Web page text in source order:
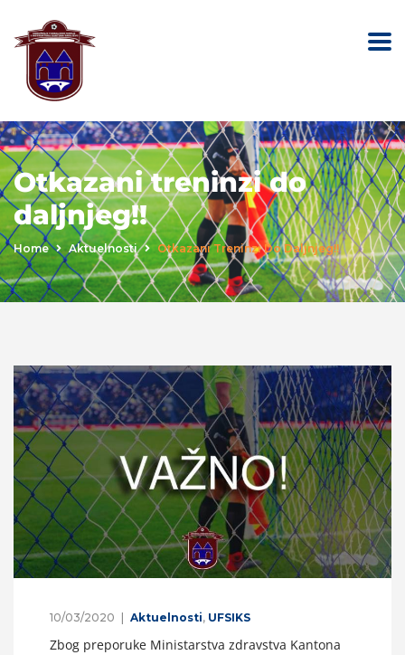
Otkazani treninzi do
daljnjeg!!
Home Aktuelnosti Otkazani Treninzi Do Daljnjeg!!
10/03/2020 Aktuelnosti, UFSIKS
Zbog preporuke Ministarstva zdravstva Kantona